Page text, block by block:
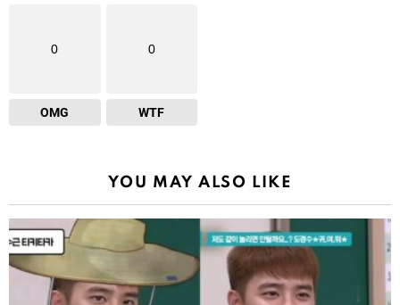
0
OMG
0
WTF
YOU MAY ALSO LIKE